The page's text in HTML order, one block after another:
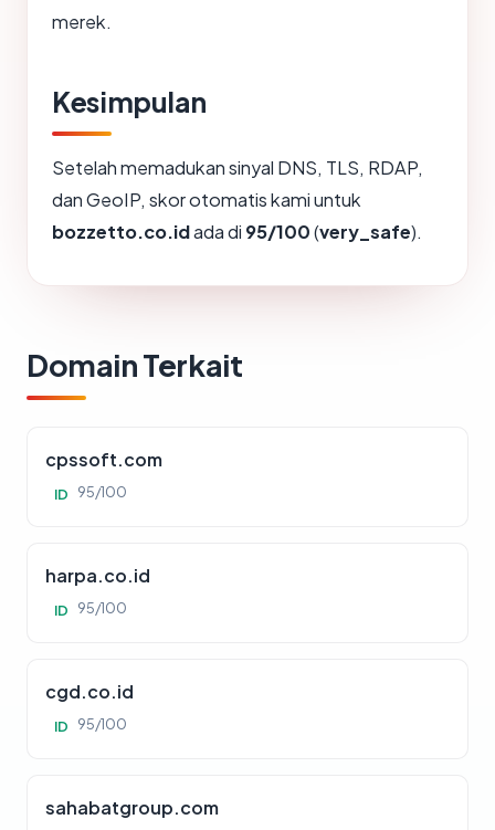
merek.
Kesimpulan
Setelah memadukan sinyal DNS, TLS, RDAP,
dan GeoIP, skor otomatis kami untuk
bozzetto.co.idada di 95/100(very_safe).
Domain Terkait
cpssoft.com
ID 95/100
harpa.co.id
ID 95/100
cgd.co.id
ID 95/100
sahabatgroup.com